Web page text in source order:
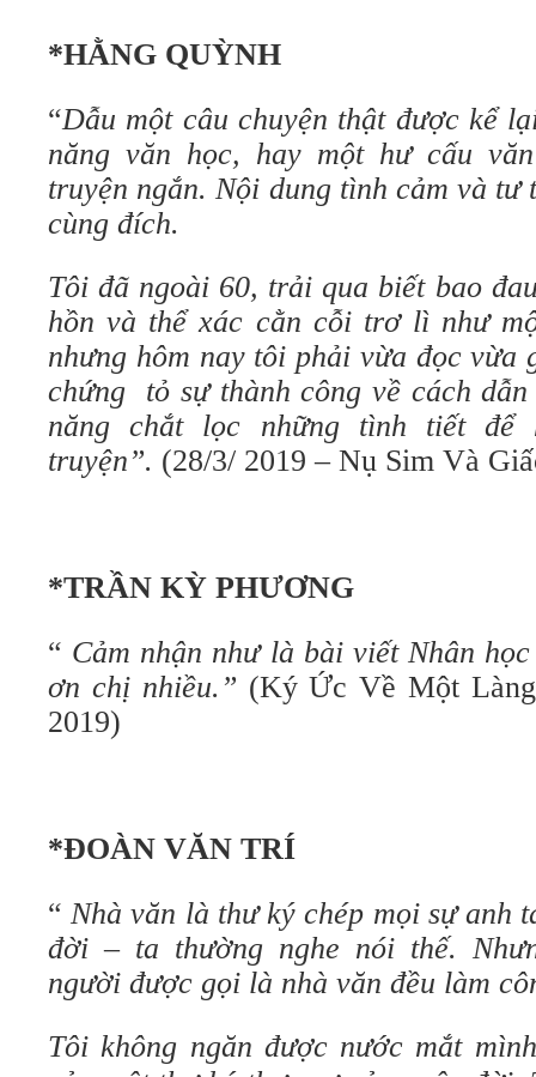
*HẰNG QUỲNH
“Dẫu một câu chuyện thật được kể
năng văn học, hay một hư cấu
truyện ngắn. Nội dung tình cảm và tư
cùng đích.
Tôi đã ngoài 60, trải qua biết bao
hồn và thể xác cằn cỗi trơ lì như
nhưng hôm nay tôi phải vừa đọc vừa
chứng tỏ sự thành công về cách
năng chắt lọc những tình tiết để
truyện”. (28/3/ 2019 – Nụ Sim Và
*TRẦN KỲ PHƯƠNG
“ Cảm nhận như là bài viết Nhân
ơn chị nhiều.” (Ký Ức Về Một
2019)
*ĐOÀN VĂN TRÍ
“Nhà văn là thư ký chép mọi sự anh
đời – ta thường nghe nói thế.
người được gọi là nhà văn đều làm
Tôi không ngăn được nước mắt